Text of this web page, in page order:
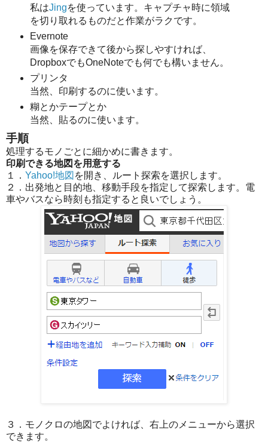
私はJingを使っています。キャプチャ時に領域
を切り取れるものだと作業がラクです。
Evernote
画像を保存できて後から探しやすければ、
DropboxでもOneNoteでも何でも構いません。
プリンタ
当然、印刷するのに使います。
糊とかテープとか
当然、貼るのに使います。
手順
処理するモノごとに細かめに書きます。
印刷できる地図を用意する
１． Yahoo!地図 を開き、ルート探索を選択します。
２．出発地と目的地、移動手段を指定して探索します。電
車やバスなら時刻も指定すると良いでしょう。
３．モノクロの地図でよければ、右上のメニューから選択
できます。